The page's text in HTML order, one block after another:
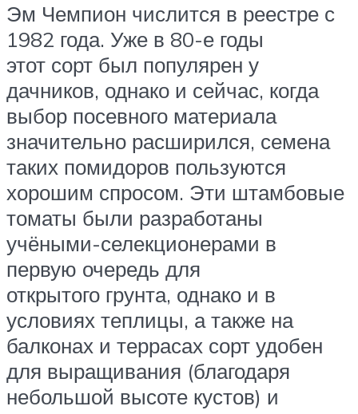
Эм Чемпион числится в реестре с
1982 года. Уже в 80-е годы
этот сорт был популярен у
дачников, однако и сейчас, когда
выбор посевного материала
значительно расширился, семена
таких помидоров пользуются
хорошим спросом. Эти штамбовые
томаты были разработаны
учёными-селекционерами в
первую очередь для
открытого грунта, однако и в
условиях теплицы, а также на
балконах и террасах сорт удобен
для выращивания (благодаря
небольшой высоте кустов) и